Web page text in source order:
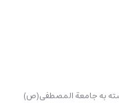
به جامعة المصطفی(ص)